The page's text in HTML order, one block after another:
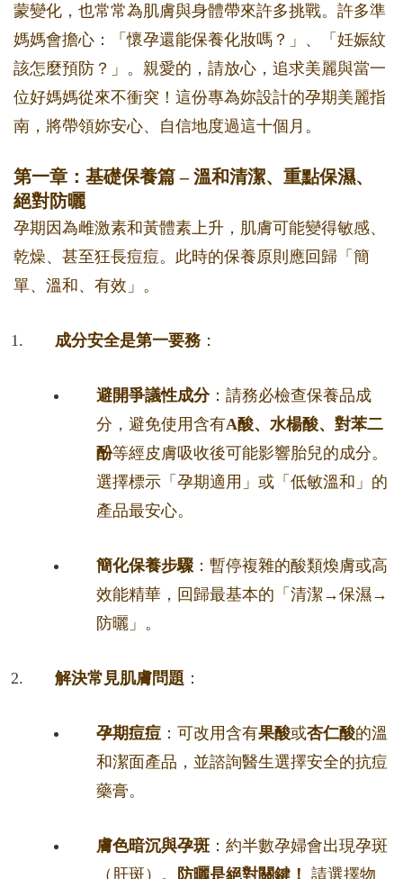
蒙變化，也常常為肌膚與身體帶來許多挑戰。許多準
媽媽會擔心：「懷孕還能保養化妝嗎？」、「妊娠紋
該怎麼預防？」。親愛的，請放心，追求美麗與當一
位好媽媽從來不衝突！這份專為妳設計的孕期美麗指
南，將帶領妳安心、自信地度過這十個月。
第一章：基礎保養篇 – 溫和清潔、重點保濕、
絕對防曬
孕期因為雌激素和黃體素上升，肌膚可能變得敏感、
乾燥、甚至狂長痘痘。此時的保養原則應回歸「簡
單、溫和、有效」。
成分安全是第一要務：
避開爭議性成分：請務必檢查保養品成
分，避免使用含有A酸、水楊酸、對苯二
酚等經皮膚吸收後可能影響胎兒的成分。
選擇標示「孕期適用」或「低敏溫和」的
產品最安心。
簡化保養步驟 ：暫停複雜的酸類煥膚或高
效能精華，回歸最基本的「清潔→保濕→
防曬」。
解決常見肌膚問題 ：
孕期痘痘 ：可改用含有果酸或杏仁酸的溫
和潔面產品，並諮詢醫生選擇安全的抗痘
藥膏。
膚色暗沉與孕斑 ：約半數孕婦會出現孕斑
（肝斑）。
防曬是絕對關鍵！ 請選擇物